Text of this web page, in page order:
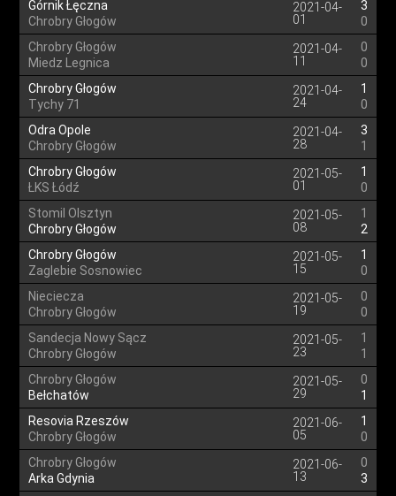
Górnik Łęczna
Chrobry Głogów
2021-04-
01
3
0
Chrobry Głogów
Miedz Legnica
2021-04-
11
0
0
Chrobry Głogów
Tychy 71
2021-04-
24
1
0
Odra Opole
Chrobry Głogów
2021-04-
28
3
1
Chrobry Głogów
ŁKS Łódź
2021-05-
01
1
0
Stomil Olsztyn
Chrobry Głogów
2021-05-
08
1
2
Chrobry Głogów
Zaglebie Sosnowiec
2021-05-
15
1
0
Nieciecza
Chrobry Głogów
2021-05-
19
0
0
Sandecja Nowy Sącz
Chrobry Głogów
2021-05-
23
1
1
Chrobry Głogów
Bełchatów
2021-05-
29
0
1
Resovia Rzeszów
Chrobry Głogów
2021-06-
05
1
0
Chrobry Głogów
Arka Gdynia
2021-06-
13
0
3